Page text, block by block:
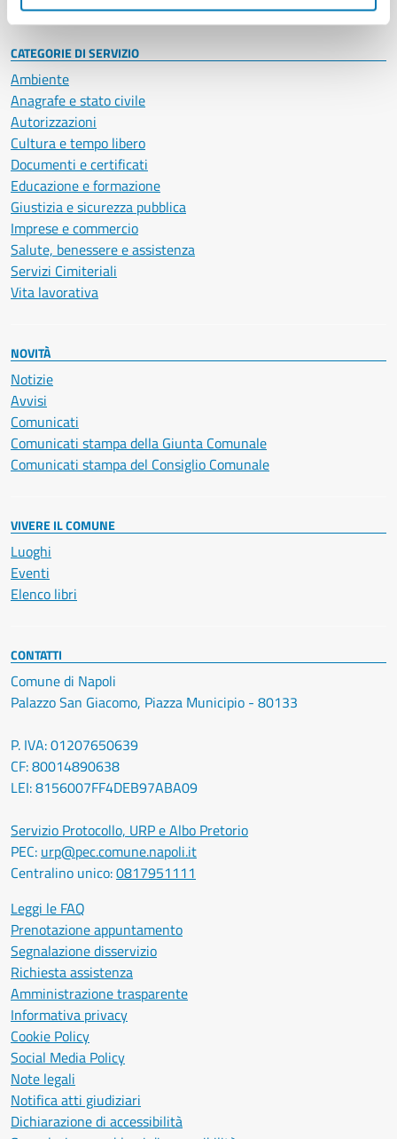
CATEGORIE DI SERVIZIO
Ambiente
Anagrafe e stato civile
Autorizzazioni
Cultura e tempo libero
Documenti e certificati
Educazione e formazione
Giustizia e sicurezza pubblica
Imprese e commercio
Salute, benessere e assistenza
Servizi Cimiteriali
Vita lavorativa
NOVITÀ
Notizie
Avvisi
Comunicati
Comunicati stampa della Giunta Comunale
Comunicati stampa del Consiglio Comunale
VIVERE IL COMUNE
Luoghi
Eventi
Elenco libri
CONTATTI
Comune di Napoli
Palazzo San Giacomo, Piazza Municipio - 80133
P. IVA: 01207650639
CF: 80014890638
LEI: 8156007FF4DEB97ABA09
Servizio Protocollo, URP e Albo Pretorio
PEC: urp@pec.comune.napoli.it
Centralino unico:0817951111
Leggi le FAQ
Prenotazione appuntamento
Segnalazione disservizio
Richiesta assistenza
Amministrazione trasparente
Informativa privacy
Cookie Policy
Social Media Policy
Note legali
Notifica atti giudiziari
Dichiarazione di accessibilità